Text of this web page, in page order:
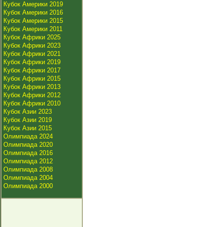
Кубок Америки 2019
Кубок Америки 2016
Кубок Америки 2015
Кубок Америки 2011
Кубок Африки 2025
Кубок Африки 2023
Кубок Африки 2021
Кубок Африки 2019
Кубок Африки 2017
Кубок Африки 2015
Кубок Африки 2013
Кубок Африки 2012
Кубок Африки 2010
Кубок Азии 2023
Кубок Азии 2019
Кубок Азии 2015
Олимпиада 2024
Олимпиада 2020
Олимпиада 2016
Олимпиада 2012
Олимпиада 2008
Олимпиада 2004
Олимпиада 2000